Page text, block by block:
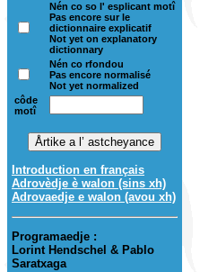
Nén co so l' esplicant motî
Pas encore sur le
dictionnaire explicatif
Not yet on explanatory
dictionnary
Nén co rfondou
Pas encore normalisé
Not yet normalized
côde
motî
Introduction en français
Adrovèdje è walon (sins xh)
Adrovaedje e walon (avou xh)
Programaedje :
Lorint Hendschel & Pablo
Saratxaga